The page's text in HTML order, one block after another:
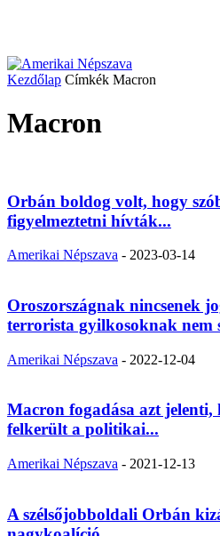
Kezdőlap Címkék Macron
Macron
Orbán boldog volt, hogy
figyelmeztetni hívták...
Amerikai Népszava - 2023-03-14
Oroszországnak nincsenek
terrorista gyilkosoknak nem
Amerikai Népszava - 2022-12-04
Macron fogadása azt jelenti,
felkerült a politikai...
Amerikai Népszava - 2021-12-13
A szélsőjobboldali Orbán